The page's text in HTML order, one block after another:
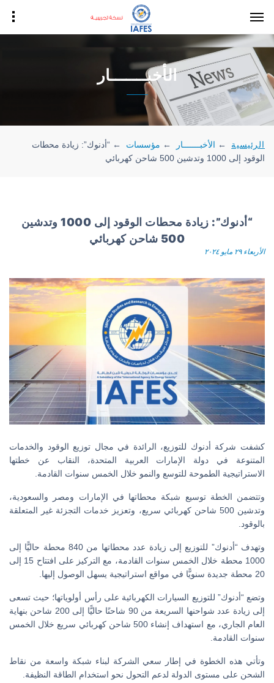
الأخبـــــــار
الرئيسية ← الأخبـــــــار ← مؤسسات ← “أدنوك”: زيادة محطات
الوقود إلى 1000 وتدشين 500 شاحن كهربائي
“أدنوك”: زيادة محطات الوقود إلى 1000 وتدشين
500 شاحن كهربائي
الأربعاء ٢٩ مايو ٢٠٢٤
كشفت شركة أدنوك للتوزيع، الرائدة في مجال توزيع الوقود والخدمات
المتنوعة في دولة الإمارات العربية المتحدة، النقاب عن خطتها
الاستراتيجية الطموحة للتوسع والنمو خلال الخمس سنوات القادمة.
وتتضمن الخطة توسيع شبكة محطاتها في الإمارات ومصر والسعودية،
وتدشين 500 شاحن كهربائي سريع، وتعزيز خدمات التجزئة غير المتعلقة
بالوقود.
وتهدف “أدنوك” للتوزيع إلى زيادة عدد محطاتها من 840 محطة حاليًّا إلى
1000 محطة خلال الخمس سنوات القادمة، مع التركيز على افتتاح 15 إلى
20 محطة جديدة سنويًّا في مواقع استراتيجية يسهل الوصول إليها.
وتضع “أدنوك” للتوزيع السيارات الكهربائية على رأس أولوياتها؛ حيث تسعى
إلى زيادة عدد شواحنها السريعة من 90 شاحنًا حاليًّا إلى 200 شاحن بنهاية
العام الجاري، مع استهداف إنشاء 500 شاحن كهربائي سريع خلال الخمس
سنوات القادمة.
وتأتي هذه الخطوة في إطار سعي الشركة لبناء شبكة واسعة من نقاط
الشحن على مستوى الدولة لدعم التحول نحو استخدام الطاقة النظيفة.